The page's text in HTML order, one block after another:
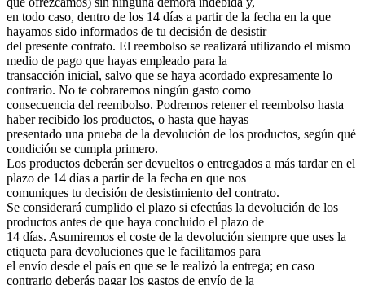
en todo caso, dentro de los 14 días a partir de la fecha en la que
hayamos sido informados de tu decisión de desistir
del presente contrato. El reembolso se realizará utilizando el mismo
medio de pago que hayas empleado para la
transacción inicial, salvo que se haya acordado expresamente lo
contrario. No te cobraremos ningún gasto como
consecuencia del reembolso. Podremos retener el reembolso hasta
haber recibido los productos, o hasta que hayas
presentado una prueba de la devolución de los productos, según qué
condición se cumpla primero.
Los productos deberán ser devueltos o entregados a más tardar en el
plazo de 14 días a partir de la fecha en que nos
comuniques tu decisión de desistimiento del contrato.
Se considerará cumplido el plazo si efectúas la devolución de los
productos antes de que haya concluido el plazo de
14 días. Asumiremos el coste de la devolución siempre que uses la
etiqueta para devoluciones que le facilitamos para
el envío desde el país en que se le realizó la entrega; en caso
contrario deberás pagar los gastos de envío de la